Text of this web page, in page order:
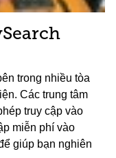
trong nhiều tòa
Các trung tâm
truy cập vào
miễn phí vào
giúp bạn nghiên